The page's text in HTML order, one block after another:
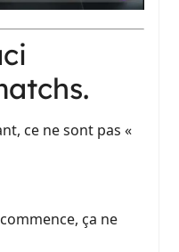
ce ne sont pas «
ça ne